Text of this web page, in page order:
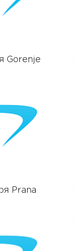
Gorenje
Prana